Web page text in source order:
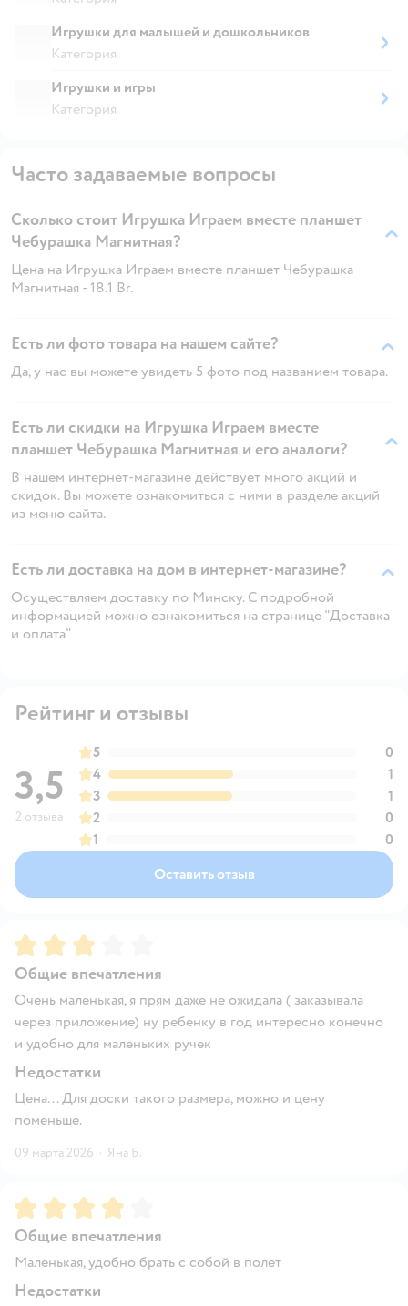
Игрушки для малышей и дошкольников
Категория
Игрушки и игры
Категория
Часто задаваемые вопросы
Сколько стоит Игрушка Играем вместе планшет
Чебурашка Магнитная?
Цена на Игрушка Играем вместе планшет Чебурашка
Магнитная - 18.1 Br.
Есть ли фото товара на нашем сайте?
Да, у нас вы можете увидеть 5 фото под названием товара.
Есть ли скидки на Игрушка Играем вместе
планшет Чебурашка Магнитная и его аналоги?
В нашем интернет-магазине действует много акций и
скидок. Вы можете ознакомиться с ними в разделе акций
из меню сайта.
Есть ли доставка на дом в интернет-магазине?
Осуществляем доставку по Минску. С подробной
информацией можно ознакомиться на странице "Доставка
и оплата"
Рейтинг и отзывы
3,5
2 отзыва
5
0
4
1
3
1
2
0
1
0
Оставить отзыв
Рейтинг:3
Общие впечатления
Очень маленькая, я прям даже не ожидала ( заказывала
через приложение) ну ребенку в год интересно конечно
и удобно для маленьких ручек
Недостатки
Цена... Для доски такого размера, можно и цену
поменьше.
09 марта 2026 · Яна Б.
Рейтинг:4
Общие впечатления
Маленькая, удобно брать с собой в полет
Недостатки